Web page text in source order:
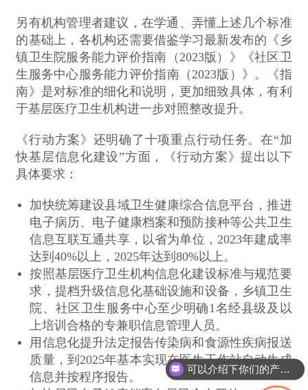
另有机构管理者建议，在学通、弄懂上述几个标准
的基础上，各机构还需要借鉴学习最新发布的《乡
镇卫生院服务能力评价指南（2023版）》《社区卫
生服务中心服务能力评价指南（2023版）》。《指
南》是对标准的细化和说明，更加细致具体，有利
于基层医疗卫生机构进一步对照整改提升。
《行动方案》还明确了十项重点行动任务。在“加
快基层信息化建设”方面，《行动方案》提出以下
具体要求：
加快统筹建设县域卫生健康综合信息平台，推进
电子病历、电子健康档案和预防接种等公共卫生
信息互联互通共享，以省为单位，2023年建成率
达到40%以上，2025年达到80%以上。
按照基层医疗卫生机构信息化建设标准与规范要
求，提档升级信息化基础设施和设备，乡镇卫生
院、社区卫生服务中心至少明确1名经县级及以
上培训合格的专兼职信息管理人员。
用信息化提升法定报告传染病和食源性疾病报送
质量，到2025年基本实现在医生工作站自动生成
信息并按程序报告。
可以介绍下你们的产品么？